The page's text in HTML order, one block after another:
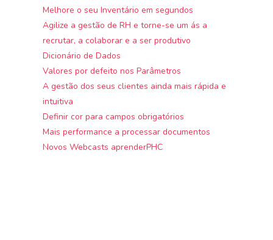
Melhore o seu Inventário em segundos
Agilize a gestão de RH e torne-se um ás a
recrutar, a colaborar e a ser produtivo
Dicionário de Dados
Valores por defeito nos Parâmetros
A gestão dos seus clientes ainda mais rápida e
intuitiva
Definir cor para campos obrigatórios
Mais performance a processar documentos
Novos Webcasts aprenderPHC